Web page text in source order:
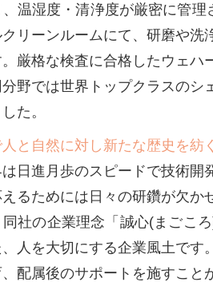
温湿度・清浄度が厳密に管理
リーンルームにて、研磨や洗
。厳格な検査に合格したウェハ
野では世界トップクラスのシ
た。
人と自然に対し新たな歴史を紡
日進月歩のスピードで技術開
るためには日々の研鑽が欠か
同社の企業理念「誠心(まごこ
人を大切にする企業風土です
配属後のサポートを施すこと